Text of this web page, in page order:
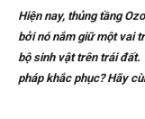
Hiện nay, thủng tầng
bởi nó nắm giữ một vai
bộ sinh vật trên trái đất.
pháp khắc phục? Hãy